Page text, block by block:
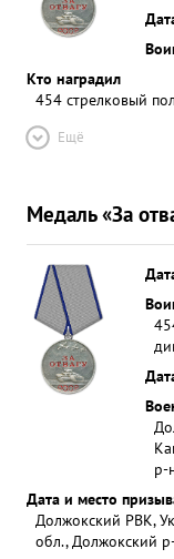
Кто наградил
454 стрелковый
Ещё
Медаль «За
р-
Дата и место
Должокский РВК,
обл., Должокский